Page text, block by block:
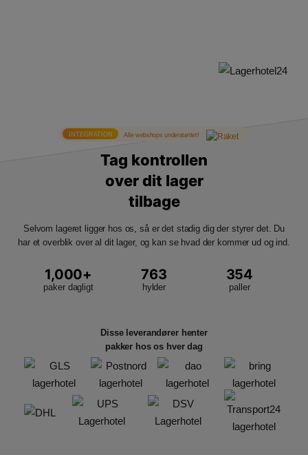
INTEGRATION Alle webshops understøttet!
Tag kontrollen
over dit lager
tilbage
Selvom lageret ligger hos os, så er det stadig dig der styrer det. Du
har et overblik over al dit lager, og kan se hvad der kommer ud og ind.
1,000
paker dagligt
763
hylder
354
paller
Disse leverandører henter
pakker hos os hver dag